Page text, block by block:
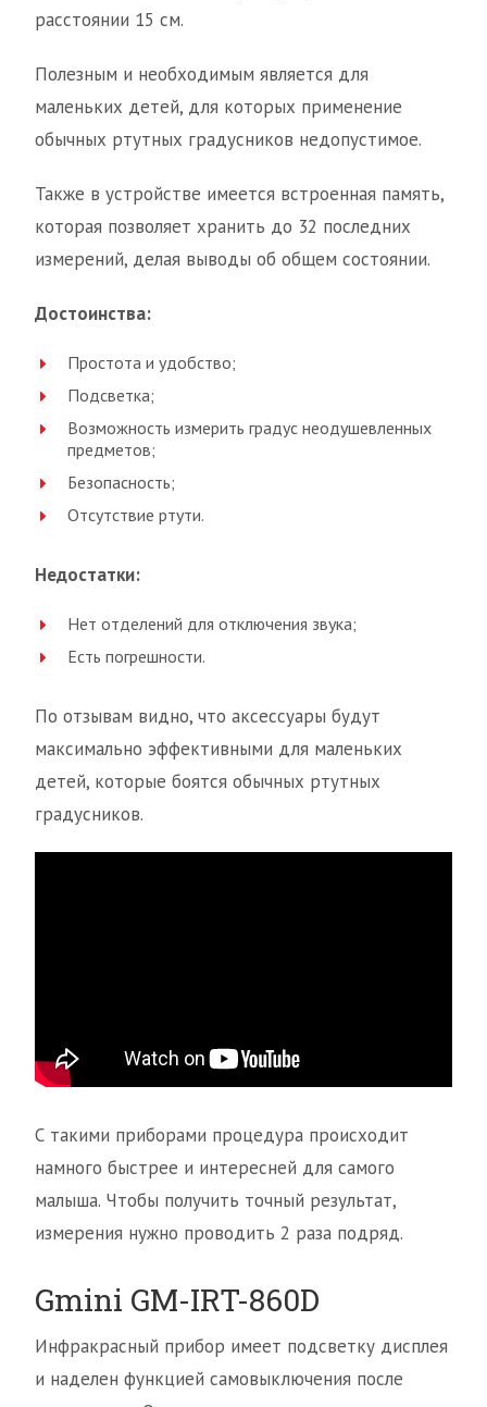
расстоянии 15 см.
Полезным и необходимым является для
маленьких детей, для которых применение
обычных ртутных градусников недопустимое.
Также в устройстве имеется встроенная память,
которая позволяет хранить до 32 последних
измерений, делая выводы об общем состоянии.
Достоинства:
Простота и удобство;
Подсветка;
Возможность измерить градус неодушевленных
предметов;
Безопасность;
Отсутствие ртути.
Недостатки:
Нет отделений для отключения звука;
Есть погрешности.
По отзывам видно, что аксессуары будут
максимально эффективными для маленьких
детей, которые боятся обычных ртутных
градусников.
С такими приборами процедура происходит
намного быстрее и интересней для самого
малыша. Чтобы получить точный результат,
измерения нужно проводить 2 раза подряд.
Gmini GM-IRT-860D
Инфракрасный прибор имеет подсветку дисплея
и наделен функцией самовыключения после